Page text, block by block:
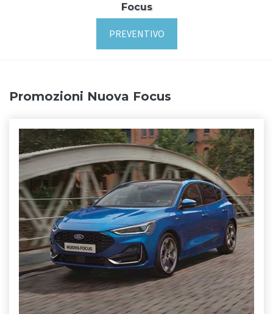
Focus
PREVENTIVO
Promozioni Nuova Focus